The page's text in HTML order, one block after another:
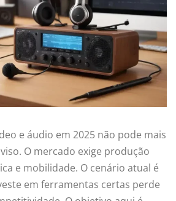
e áudio em 2025 não pode mais
O mercado exige produção
e mobilidade. O cenário atual é
em ferramentas certas perde